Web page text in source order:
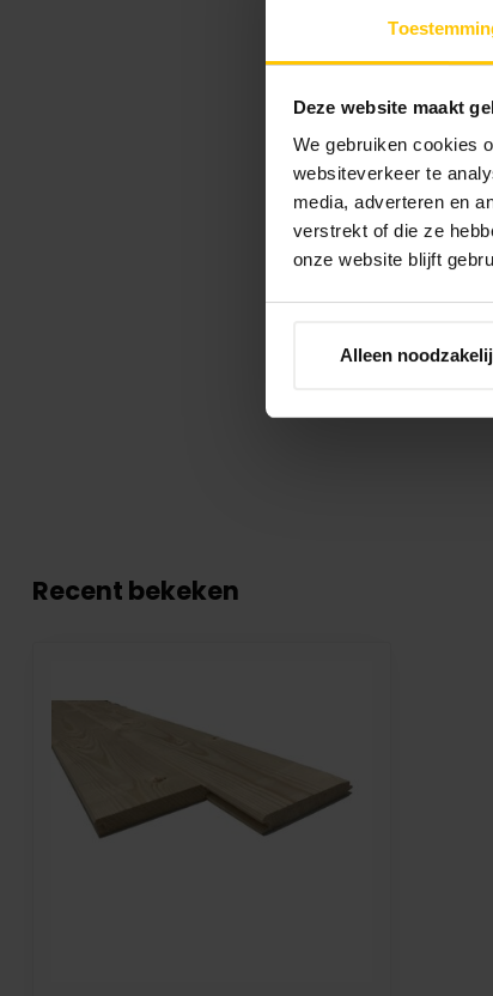
Deze website maakt
We gebruiken cookies
websiteverkeer te
media, adverteren en
verstrekt of die ze
onze website blijft
Alleen
Recent bekeken